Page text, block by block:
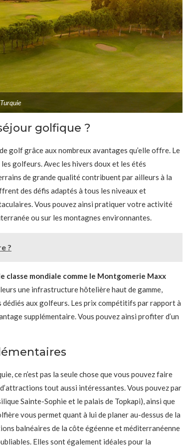
golfique ?
golf grâce aux nombreux avantages qu’elle offre. Le
golfeurs. Avec les hivers doux et les étés
de grande qualité contribuent par ailleurs à la
des défis adaptés à tous les niveaux et
Vous pouvez ainsi pratiquer votre activité
ou sur les montagnes environnantes.
?
classe mondiale comme le Montgomerie Maxx
une infrastructure hôtelière haut de gamme,
aux golfeurs. Les prix compétitifs par rapport à
supplémentaire. Vous pouvez ainsi profiter d’un
ce n’est pas la seule chose que vous pouvez faire
tout aussi intéressantes. Vous pouvez par
Sainte-Sophie et le palais de Topkapi), ainsi que
vous permet quant à lui de planer au-dessus de la
balnéaires de la côte égéenne et méditerranéenne
Elles sont également idéales pour la